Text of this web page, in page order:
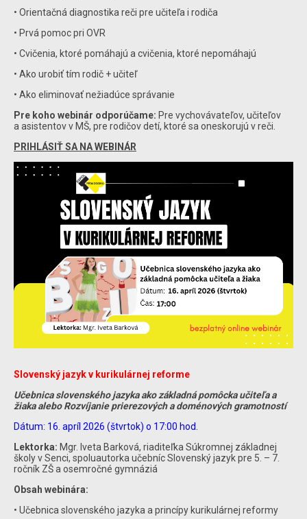
• Orientačná diagnostika reči pre učiteľa i rodiča
• Prvá pomoc pri OVR
• Cvičenia, ktoré pomáhajú a cvičenia, ktoré nepomáhajú
• Ako urobiť tím rodič + učiteľ
• Ako eliminovať nežiadúce správanie
Pre koho webinár odporúčame: Pre vychovávateľov, učiteľov
a asistentov v MŠ, pre rodičov detí, ktoré sa oneskorujú v reči.
PRIHLÁSIŤ SA NA WEBINÁR
Slovenský jazyk v kurikulárnej reforme
Učebnica slovenského jazyka ako základná pomôcka učiteľa a
žiaka alebo Rozvíjanie prierezových a doménových gramotností
Dátum: 16. apríl 2026 (štvrtok) o 17:00 hod.
Lektorka: Mgr. Iveta Barková, riaditeľka Súkromnej základnej
školy v Senci, spoluautorka učebníc Slovenský jazyk pre 5. – 7.
ročník ZŠ a osemročné gymnáziá
Obsah webinára:
• Učebnica slovenského jazyka a princípy kurikulárnej reformy